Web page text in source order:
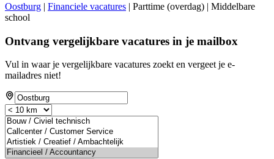
Oostburg | Financiele vacatures | Parttime (overdag) | Middelbare
school
Ontvang vergelijkbare vacatures in je mailbox
Vul in waar je vergelijkbare vacatures zoekt en vergeet je e-
mailadres niet!